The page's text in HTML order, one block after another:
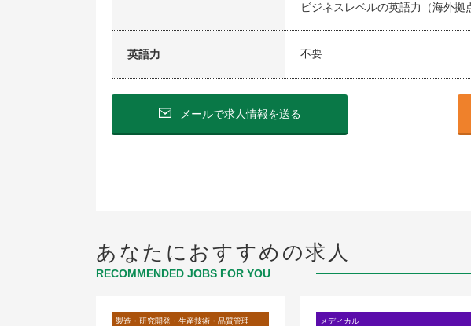
ビジネスレベルの英語力（海外拠
英語力 不要
メールで求人情報を送る
あなたにおすすめの求人
RECOMMENDED JOBS FOR YOU
製造・研究開発・生産技術・品質管理 メディカル